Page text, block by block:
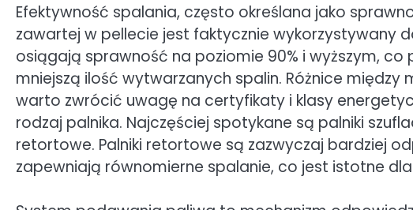
Efektywność spalania, często określana jako
zawartej w pellecie jest faktycznie wykorzystywany
osiągają sprawność na poziomie 90% i wyższym, co
mniejszą ilość wytwarzanych spalin. Różnice
warto zwrócić uwagę na certyfikaty i klasy
rodzaj palnika. Najczęściej spotykane są palniki
retortowe. Palniki retortowe są zazwyczaj bardziej
zapewniają równomierne spalanie, co jest istotne